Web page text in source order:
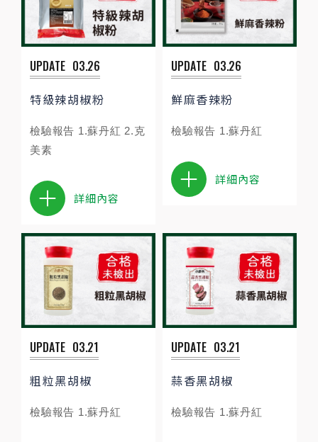
UPDATE 03.26
特級辣胡椒粉
檢驗報告 1.蘇丹紅 2.克
美素
詳細內容
UPDATE 03.26
鮮麻香辣粉
檢驗報告 1.蘇丹紅
詳細內容
UPDATE 03.21
粗粒黑胡椒
檢驗報告 1.蘇丹紅
UPDATE 03.21
蒜香黑胡椒
檢驗報告 1.蘇丹紅